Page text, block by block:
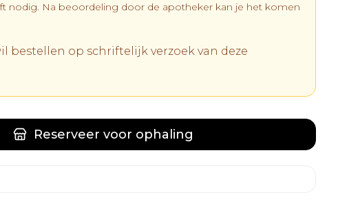
nodig. Na beoordeling door de apotheker kan je het komen
bestellen op schriftelijk verzoek van deze
Reserveer voor ophaling